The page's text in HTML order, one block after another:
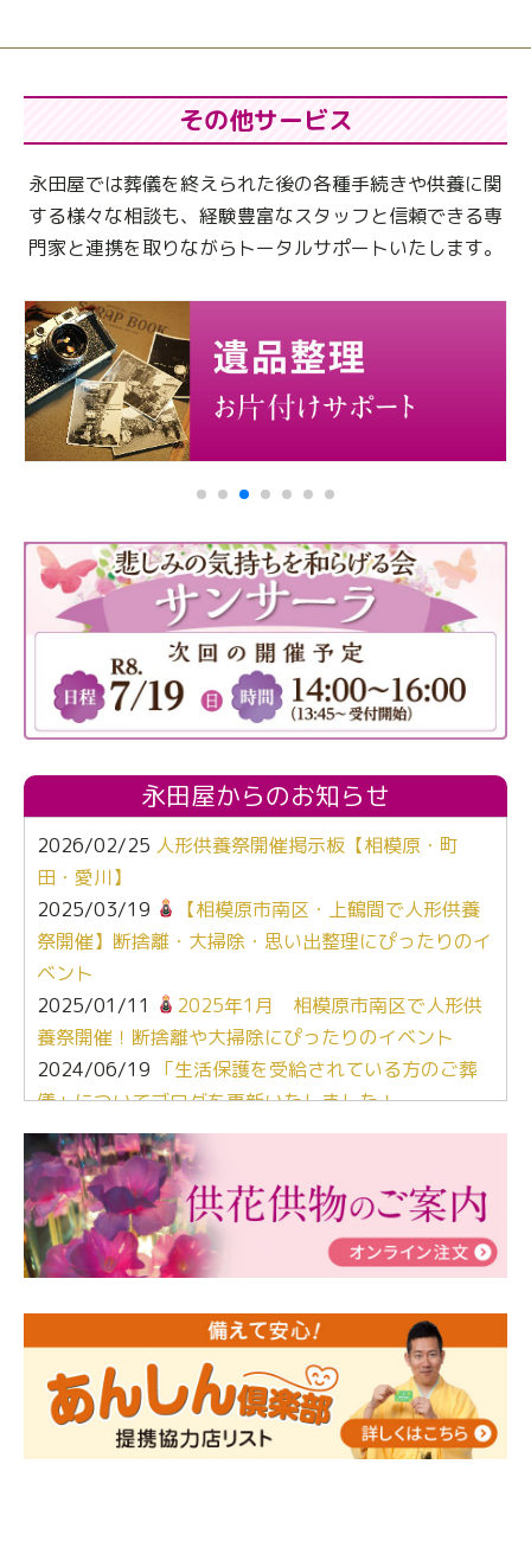
その他サービス
永田屋では葬儀を終えられた後の各種手続きや供養に関
する様々な相談も、 経験豊富なスタッフと信頼できる専
門家と連携を取りながらトータルサポートいたします。
永田屋からのお知らせ
2026/02/25 人形供養祭開催掲示板【相模原・町
田・愛川】
2025/03/19
【相模原市南区・上鶴間で人形供養
祭開催】断捨離・大掃除・思い出整理にぴったりのイ
ベント
2025/01/11
2025年1月 相模原市南区で人形供
養祭開催！断捨離や大掃除にぴったりのイベント
2024/06/19 「生活保護を受給されている方のご葬
儀」についてブログを更新いたしました！
2024/03/06【終活なるほど教室】「マンガで学
ぶ！はじめてのお葬式」小さな家族葬ハウス®町田成
瀬 ご参加ありがとうございました！
2024/01/19令和6年能登半島地震災害の寄付のご報
告
人形供養 寄付のご報告
2023/12/16終活なるほど教室＠小さな家族葬ハウ
ス®上鶴間 エンディングノートを書いてみよう！
2023/11/29 永田屋創業110周年記念式典 レンブラ
ントホテル東京町田